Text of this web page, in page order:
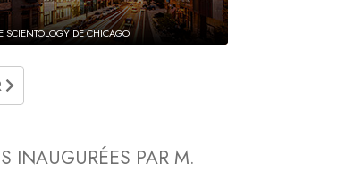
SCIENTOLOGY DE CHICAGO
INAUGURÉES PAR M.